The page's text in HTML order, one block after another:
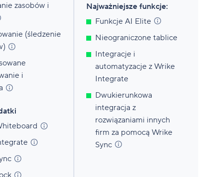
zasobów i
(śledzenie
i
Najważniejsze funkcje:
Funkcje AI Elite
Nieograniczone tablice
Integracje i
automatyzacje z Wrike
Integrate
Dwukierunkowa
integracja z
rozwiązaniami innych
firm za pomocą Wrike
Sync